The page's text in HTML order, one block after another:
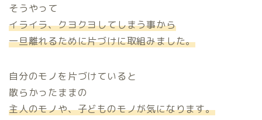
そうやって
イライラ、クヨクヨしてしまう事から
一旦離れるために片づけに取組みました。
自分のモノを片づけていると
散らかったままの
主人のモノや、子どものモノが気になります。